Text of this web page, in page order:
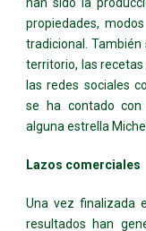
han sido la
propiedades,
tradicional. También
territorio, las
las redes sociales
se ha contado con
alguna estrella
Lazos comerciales
Una vez finalizada
resultados han